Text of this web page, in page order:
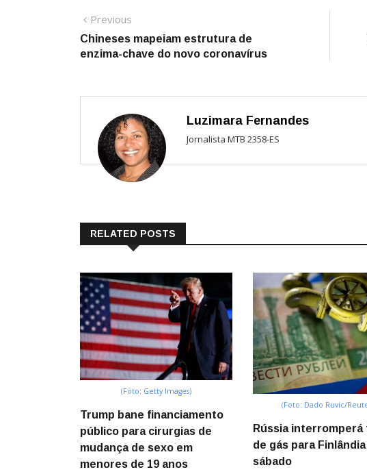
Navegação
de
Previous
post:
Chineses mapeiam estrutura de
enzima-chave do novo coronavírus
Luzimara Fernandes
Jornalista MTB 2358-ES
RELATED POSTS
(Foto: Getty Images)
Trump bane financiamento
público para cirurgias de
mudança de sexo em
menores de 19 anos
(Foto: Dado Ruvic/
Rússia interromperá
de gás para
sábado